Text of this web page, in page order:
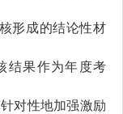
形成的结论性材
结果作为年度考
对性地加强激励